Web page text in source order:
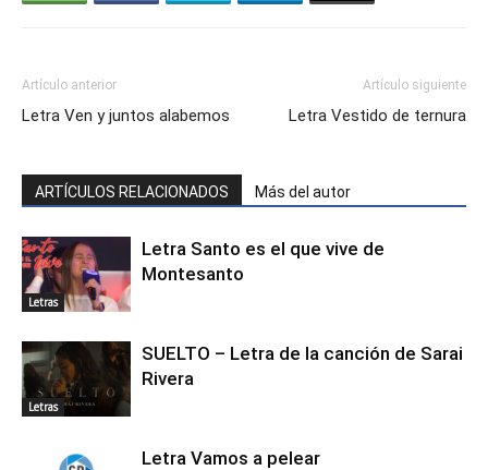
Artículo anterior
Letra Ven y juntos alabemos
Artículo siguiente
Letra Vestido de ternura
ARTÍCULOS RELACIONADOS Más del autor
Letras
Letra Santo es el que vive de
Montesanto
Letras
SUELTO – Letra de la canción de Sarai
Rivera
Letra Vamos a pelear